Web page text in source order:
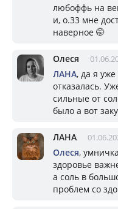
любоффь на
и, о.33 мне
наверное 🤭
Олеся
ЛАНА, да я уже
отказалась.
сильные от
было а вот
ЛАНА
Олеся,
здоровье
а соль в
проблем со